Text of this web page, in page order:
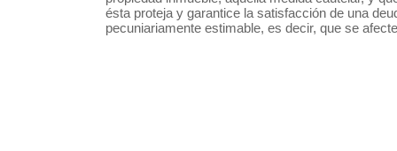
ésta proteja y garantice la satisfacción de una
pecuniariamente estimable, es decir, que se